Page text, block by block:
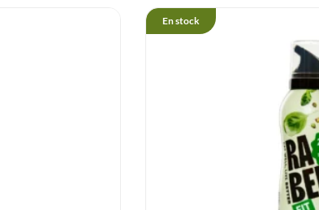
En stock